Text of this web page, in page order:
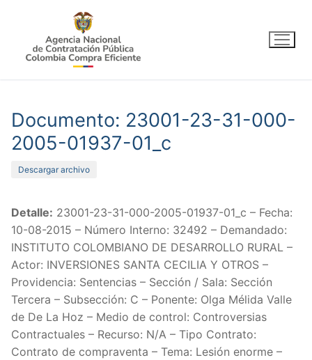
contenido
Documento: 23001-23-31-000-
2005-01937-01_c
Descargar archivo
Detalle: 23001-23-31-000-2005-01937-01_c – Fecha:
10-08-2015 – Número Interno: 32492 – Demandado:
INSTITUTO COLOMBIANO DE DESARROLLO RURAL –
Actor: INVERSIONES SANTA CECILIA Y OTROS –
Providencia: Sentencias – Sección / Sala: Sección
Tercera – Subsección: C – Ponente: Olga Mélida Valle
de De La Hoz – Medio de control: Controversias
Contractuales – Recurso: N/A – Tipo Contrato:
Contrato de compraventa – Tema: Lesión enorme –